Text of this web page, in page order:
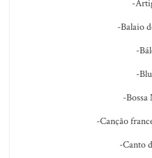
-
-Balaio
-
-
-Bossa
-Canção
-Canto